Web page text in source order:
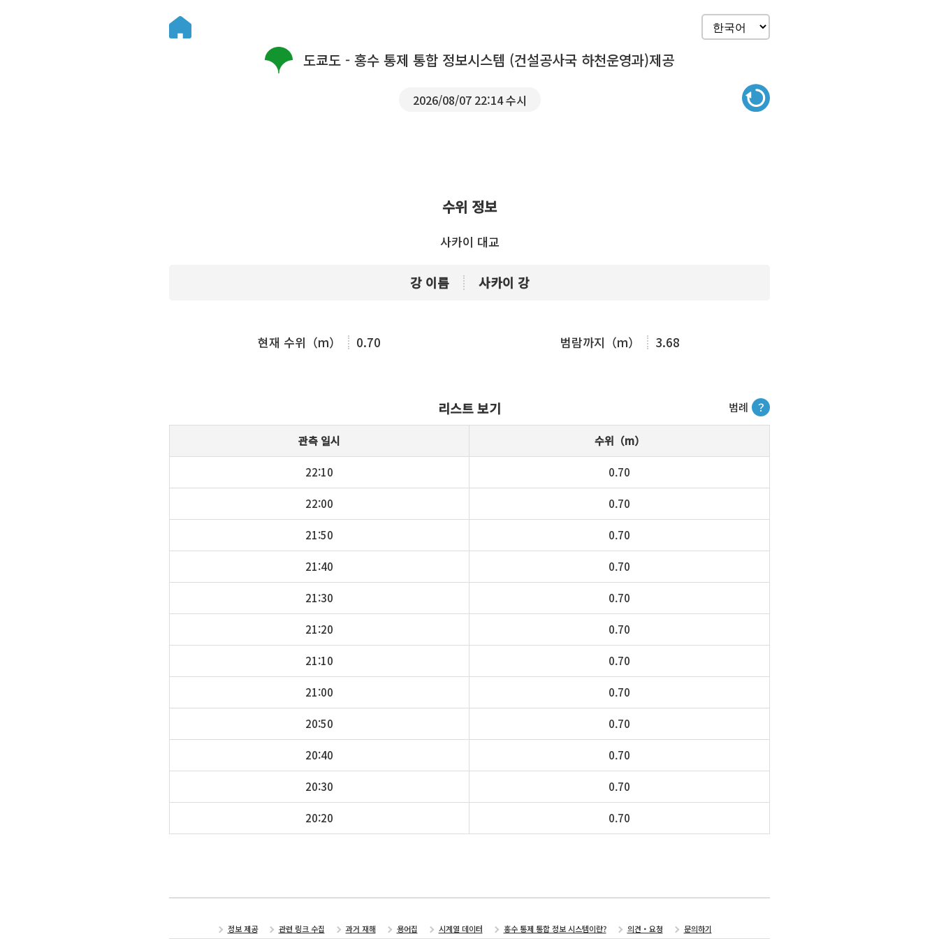
도쿄도 - 홍수 통제 통합 정보시스템 (건설공사국 하천운영과)제공
2026/08/07 22:14 수시
수위 정보
사카이 대교
강 이름 사카이 강
현재 수위（m） 0.70 범람까지（m） 3.68
범례 ？
리스트 보기
관측 일시 수위（m）
22:10 0.70
22:00 0.70
21:50 0.70
21:40 0.70
21:30 0.70
21:20 0.70
21:10 0.70
21:00 0.70
20:50 0.70
20:40 0.70
20:30 0.70
20:20 0.70
정보 제공 관련 링크 수집 과거 재해 용어집 시계열 데이터 홍수 통제 통합 정보 시스템이란? 의견・요청 문의하기